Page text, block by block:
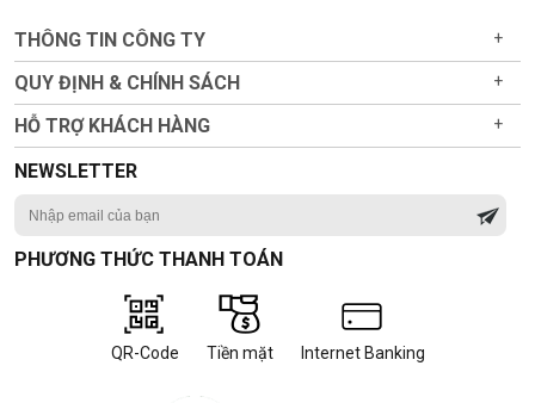
THÔNG TIN CÔNG TY +
QUY ĐỊNH & CHÍNH SÁCH +
HỖ TRỢ KHÁCH HÀNG +
NEWSLETTER
PHƯƠNG THỨC THANH TOÁN
QR-Code Tiền mặt Internet Banking